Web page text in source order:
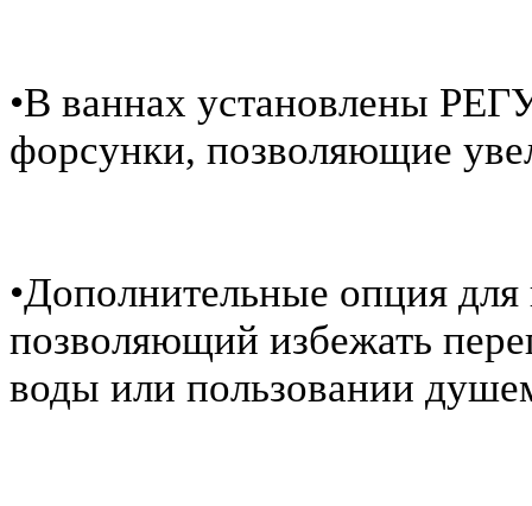
•В ваннах установлены
форсунки, позволяющие
•Дополнительные опция
позволяющий избежать
воды или пользовании